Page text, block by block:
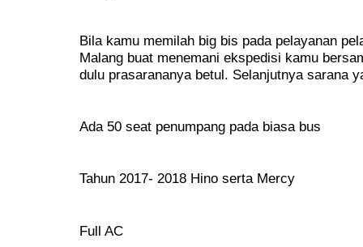
Bila kamu memilah big bis pada pelayanan
Malang buat menemani ekspedisi kamu
dulu prasarananya betul. Selanjutnya sarana
Ada 50 seat penumpang pada biasa bus
Tahun 2017- 2018 Hino serta Mercy
Full AC